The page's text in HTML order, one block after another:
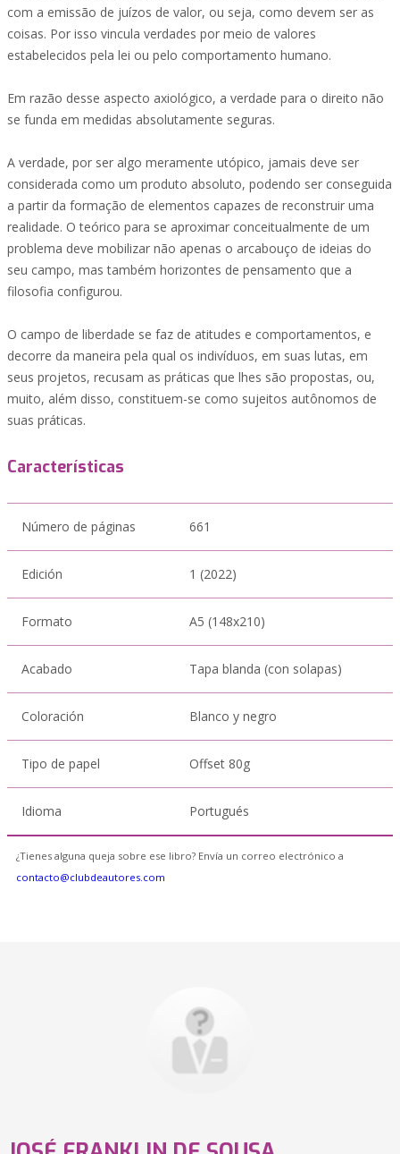
com a emissão de juízos de valor, ou seja, como devem ser as
coisas. Por isso vincula verdades por meio de valores
estabelecidos pela lei ou pelo comportamento humano.
Em razão desse aspecto axiológico, a verdade para o direito não
se funda em medidas absolutamente seguras.
A verdade, por ser algo meramente utópico, jamais deve ser
considerada como um produto absoluto, podendo ser conseguida
a partir da formação de elementos capazes de reconstruir uma
realidade. O teórico para se aproximar conceitualmente de um
problema deve mobilizar não apenas o arcabouço de ideias do
seu campo, mas também horizontes de pensamento que a
filosofia configurou.
O campo de liberdade se faz de atitudes e comportamentos, e
decorre da maneira pela qual os indivíduos, em suas lutas, em
seus projetos, recusam as práticas que lhes são propostas, ou,
muito, além disso, constituem-se como sujeitos autônomos de
suas práticas.
Características
Número de páginas 661
Edición 1 (2022)
Formato A5 (148x210)
Acabado Tapa blanda (con solapas)
Coloración Blanco y negro
Tipo de papel Offset 80g
Idioma Portugués
¿Tienes alguna queja sobre ese libro? Envía un correo electrónico a
contacto@clubdeautores.com